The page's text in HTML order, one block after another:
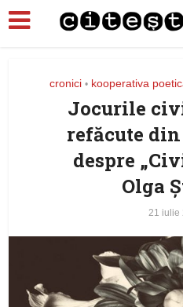
cronici • kooperativa
Jocurile
refăcute
despre
Olga
21 iulie